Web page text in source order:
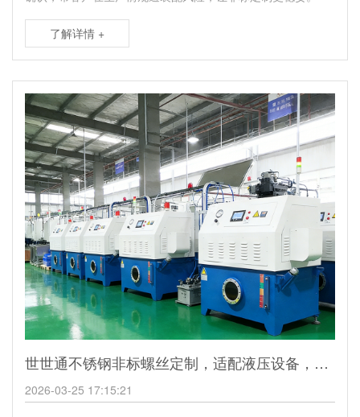
了解详情 +
世世通不锈钢非标螺丝定制，适配液压设备，耐腐耐用更靠谱
2026-03-25 17:15:21